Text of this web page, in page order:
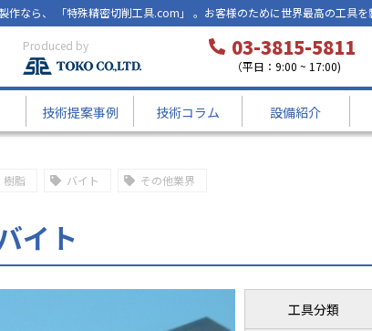
作なら、 「特殊精密切削工具.com」 。お客様のために世界最高の工具を
Produced by 03-3815-5811
（平日：9:00 ~ 17:00)
技術提案事例 技術コラム 設備紹介
樹脂 バイト その他業界
イト
工具分類